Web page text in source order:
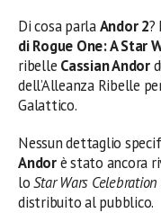
Di cosa parlaAndor 2?
di Rogue One: A Star
ribelle Cassian Andor
dell’Alleanza Ribelle
Galattico.
Nessun dettaglio
Andorè stato ancora
loStar Wars Celebration
distribuito al pubblico.